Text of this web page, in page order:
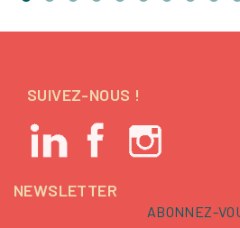
SUIVEZ-NOUS !
NEWSLETTER
ABONNEZ-